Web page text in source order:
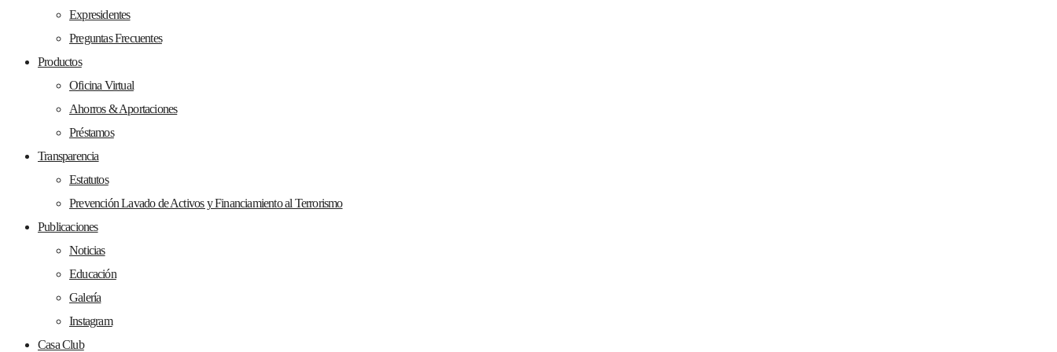
Expresidentes
Preguntas Frecuentes
Productos
Oficina Virtual
Ahorros & Aportaciones
Préstamos
Transparencia
Estatutos
Prevención Lavado de Activos y Financiamiento al Terrorismo
Publicaciones
Noticias
Educación
Galería
Instagram
Casa Club